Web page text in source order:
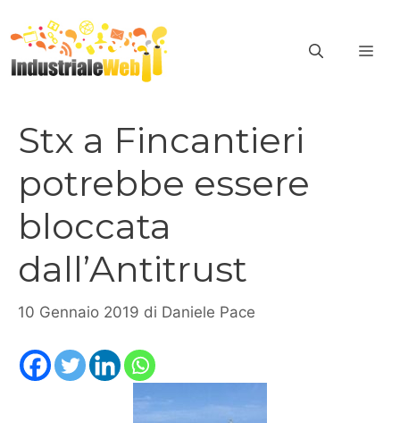
al
contenuto
Stx a Fincantieri
potrebbe essere
bloccata
dall’Antitrust
10 Gennaio 2019 di Daniele Pace